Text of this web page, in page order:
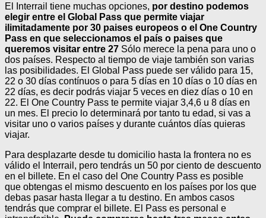
El Interrail tiene muchas opciones, por destino podemos
elegir entre el Global Pass que permite viajar
ilimitadamente por 30 paises europeos o el One Country
Pass en que seleccionamos el país o paises que
queremos visitar entre 27 Sólo merece la pena para uno o
dos países. Respecto al tiempo de viaje también son varias
las posibilidades. El Global Pass puede ser válido para 15,
22 o 30 días contínuos o para 5 días en 10 días o 10 días en
22 días, es decir podrás viajar 5 veces en diez días o 10 en
22. El One Country Pass te permite viajar 3,4,6 u 8 días en
un mes. El precio lo determinará por tanto tu edad, si vas a
visitar uno o varios países y durante cuántos días quieras
viajar.
Para desplazarte desde tu domicilio hasta la frontera no es
válido el Interrail, pero tendrás un 50 por ciento de descuento
en el billete. En el caso del One Country Pass es posible
que obtengas el mismo descuento en los países por los que
debas pasar hasta llegar a tu destino. En ambos casos
tendrás que comprar el billete. El Pass es personal e